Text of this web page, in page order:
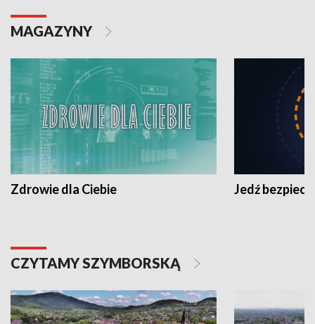
MAGAZYNY
Zdrowie dla Ciebie Jedź
CZYTAMY SZYMBORSKĄ